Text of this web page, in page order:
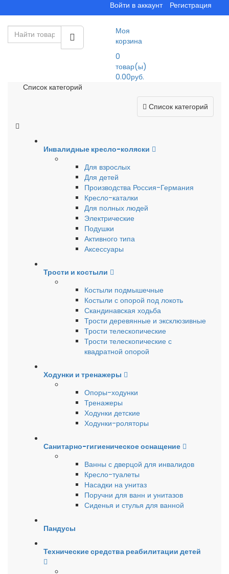
Войти в аккаунт Регистрация
Моя
корзина
0
товар(ы)
0.00руб.
Список категорий
Список категорий
Инвалидные кресло-коляски
Для взрослых
Для детей
Производства Россия-Германия
Кресло-каталки
Для полных людей
Электрические
Подушки
Активного типа
Аксессуары
Трости и костыли
Костыли подмышечные
Костыли с опорой под локоть
Скандинавская ходьба
Трости деревянные и эксклюзивные
Трости телескопические
Трости телескопические с
квадратной опорой
Ходунки и тренажеры
Опоры-ходунки
Тренажеры
Ходунки детские
Ходунки-роляторы
Санитарно-гигиеническое оснащение
Ванны с дверцой для инвалидов
Кресло-туалеты
Насадки на унитаз
Поручни для ванн и унитазов
Сиденья и стулья для ванной
Пандусы
Технические средства реабилитации детей